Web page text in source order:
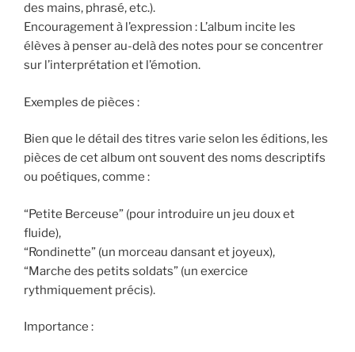
des mains, phrasé, etc.).
Encouragement à l’expression : L’album incite les
élèves à penser au-delà des notes pour se concentrer
sur l’interprétation et l’émotion.
Exemples de pièces :
Bien que le détail des titres varie selon les éditions, les
pièces de cet album ont souvent des noms descriptifs
ou poétiques, comme :
“Petite Berceuse” (pour introduire un jeu doux et
fluide),
“Rondinette” (un morceau dansant et joyeux),
“Marche des petits soldats” (un exercice
rythmiquement précis).
Importance :